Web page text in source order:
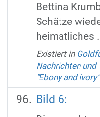
Bettina
Schätze
heimatliches
Existiert in
Nachrichten und
"Ebony and
Bild 6: